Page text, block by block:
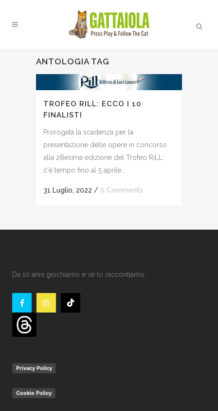
ANTOLOGIA TAG
TROFEO RILL: ECCO I 10
FINALISTI
Prorogata la scadenza per la
presentazione delle opere in concorso
alla 28esima edizione del Trofeo RiLL:
c'è tempo fino al 5 aprile...
31 Luglio, 2022 / 0 Comments
Da 10 anni giochiamo e ve lo raccontiamo.
Privacy Policy
Cookie Policy